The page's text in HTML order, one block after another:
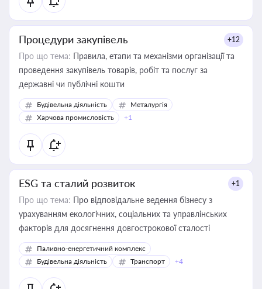
Процедури закупівель +12
Про що тема: Правила, етапи та механізми організації та
проведення закупівель товарів, робіт та послуг за
державні чи публічні кошти
Будівельна діяльність
Металургія
Харчова промисловість
+1
ESG та сталий розвиток +1
Про що тема: Про відповідальне ведення бізнесу з
урахуванням екологічних, соціальних та управлінських
факторів для досягнення довгострокової сталості
Паливно-енергетичний комплекс
Будівельна діяльність
Транспорт +4